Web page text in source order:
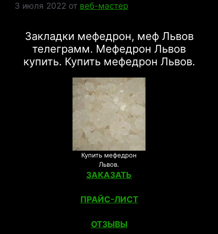
3 июля 2022 от веб-мастер
Закладки мефедрон, меф Львов
телеграмм. Мефедрон Львов
купить. Купить мефедрон Львов.
Купить мефедрон
Львов.
ЗАКАЗАТЬ
ПРАЙС-ЛИСТ
ОТЗЫВЫ